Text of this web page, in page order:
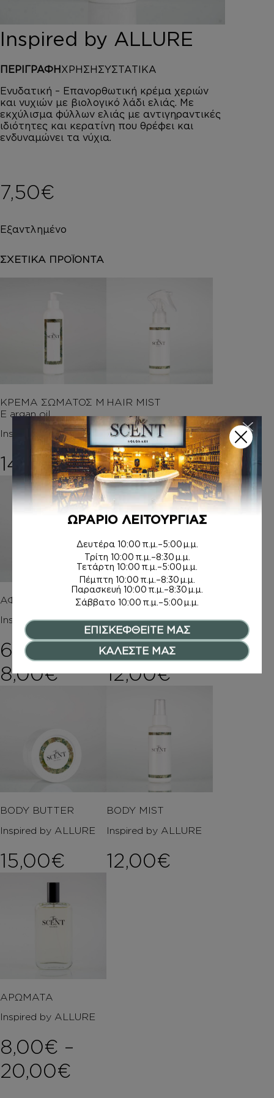
HOROMIA
SPECIAL OFFERS
ΣΥΝΔΕΣΗ
ΚΑΛΑΘΙ
Inspired by ALLURE
ΠΕΡΙΓΡΑΦΗ ΧΡΗΣΗ ΣΥΣΤΑΤΙΚΑ
Ενυδατική – Επανορθωτική κρέμα χεριών
και νυχιών με βιολογικό λάδι ελιάς. Με
εκχύλισμα φύλλων ελιάς με αντιγηραντικές
ιδιότητες και κερατίνη που θρέφει και
ενδυναμώνει τα νύχια.
7,50€
Εξαντλημένο
ΣΧΕΤΙΚΑ ΠΡΟΪΟΝΤΑ
ΚΡΕΜΑ ΣΩΜΑΤΟΣ Μ
Ε argan oil
Inspired by ALLURE
14,00€
HAIR MIST
Inspired by ALLURE
11,00€
ΑΦΡΟΛΟΥΤΡΑ
Inspired by ALLURE
6,00
8,00€Price range: 6,00€
ΚΡΕΜΕΣ ΣΩΜΑΤΟΣ
Inspired by ALLURE
7,00€ –
12,00€Price
BODY BUTTER
Inspired by ALLURE
15,00€
BODY MIST
Inspired by ALLURE
12,00€
ΑΡΩΜΑΤΑ
Inspired by ALLURE
8,00€ –
20,00€
ΩΡΑΡΙΟ ΛΕΙΤΟΥΡΓΙΑΣ
Δευτέρα 10:00 π.μ.–5:00 μ.μ.
Τρίτη 10:00 π.μ.–8:30 μ.μ.
Τετάρτη 10:00 π.μ.–5:00 μ.μ.
Πέμπτη 10:00 π.μ.–8:30 μ.μ.
Παρασκευή 10:00 π.μ.–8:30 μ.μ.
Σάββατο 10:00 π.μ.–5:00 μ.μ.
ΕΠΙΣΚΕΦΘΕΙΤΕ ΜΑΣ
ΚΑΛΕΣΤΕ ΜΑΣ